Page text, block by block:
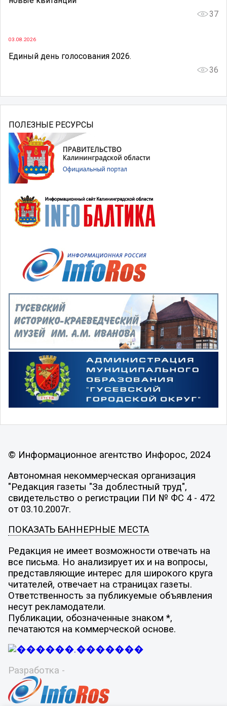
37
03.08.2026
Единый день голосования 2026.
36
ПОЛЕЗНЫЕ РЕСУРСЫ
© Информационное агентство Инфорос, 2024
Автономная некоммерческая организация
"Редакция газеты "За доблестный труд",
свидетельство о регистрации ПИ № ФС 4 - 472
от 03.10.2007г.
ПОКАЗАТЬ БАННЕРНЫЕ МЕСТА
Редакция не имеет возможности отвечать на
все письма. Но анализирует их и на вопросы,
представляющие интерес для широкого круга
читателей, отвечает на страницах газеты.
Ответственность за публикуемые объявления
несут рекламодатели.
Публикации, обозначенные знаком *,
печатаются на коммерческой основе.
Разработка -